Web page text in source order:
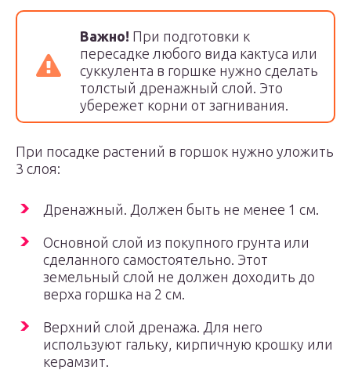
Важно! При подготовки к
пересадке любого вида кактуса или
суккулента в горшке нужно сделать
толстый дренажный слой. Это
убережет корни от загнивания.
При посадке растений в горшок нужно уложить
3 слоя:
Дренажный. Должен быть не менее 1 см.
Основной слой из покупного грунта или
сделанного самостоятельно. Этот
земельный слой не должен доходить до
верха горшка на 2 см.
Верхний слой дренажа. Для него
используют гальку, кирпичную крошку или
керамзит.